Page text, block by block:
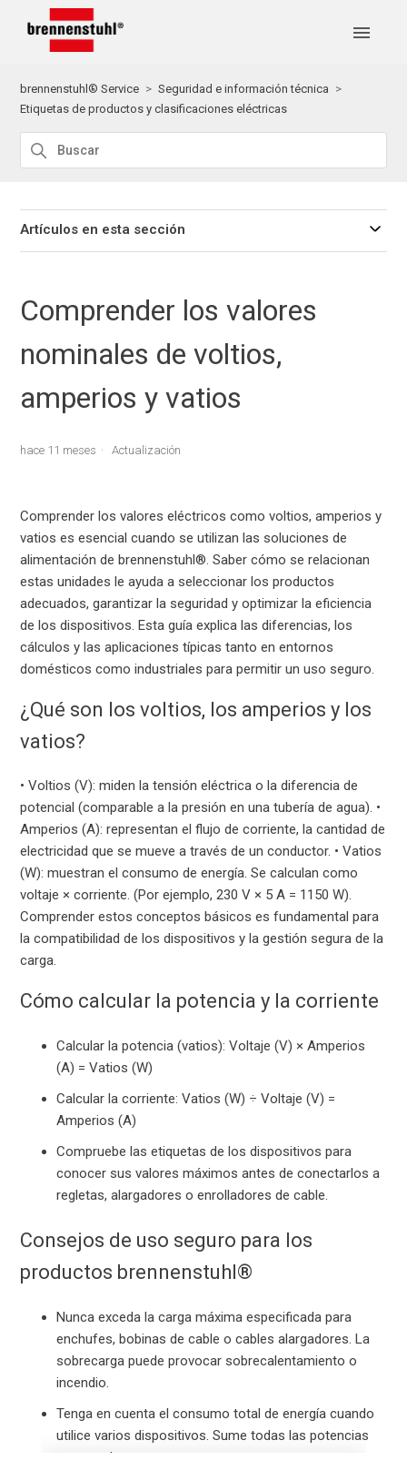
brennenstuhl® Service
Seguridad e información técnica
Etiquetas de productos y clasificaciones eléctricas
Artículos en esta sección
Comprender los valores
nominales de voltios,
amperios y vatios
hace 11 meses Actualización
Comprender los valores eléctricos como voltios, amperios y
vatios es esencial cuando se utilizan las soluciones de
alimentación de brennenstuhl®. Saber cómo se relacionan
estas unidades le ayuda a seleccionar los productos
adecuados, garantizar la seguridad y optimizar la eficiencia
de los dispositivos. Esta guía explica las diferencias, los
cálculos y las aplicaciones típicas tanto en entornos
domésticos como industriales para permitir un uso seguro.
¿Qué son los voltios, los amperios y los
vatios?
• Voltios (V): miden la tensión eléctrica o la diferencia de
potencial (comparable a la presión en una tubería de agua). •
Amperios (A): representan el flujo de corriente, la cantidad de
electricidad que se mueve a través de un conductor. • Vatios
(W): muestran el consumo de energía. Se calculan como
voltaje × corriente. (Por ejemplo, 230 V × 5 A = 1150 W).
Comprender estos conceptos básicos es fundamental para
la compatibilidad de los dispositivos y la gestión segura de la
carga.
Cómo calcular la potencia y la corriente
Calcular la potencia (vatios): Voltaje (V) × Amperios
(A) = Vatios (W)
Calcular la corriente: Vatios (W) ÷ Voltaje (V) =
Amperios (A)
Compruebe las etiquetas de los dispositivos para
conocer sus valores máximos antes de conectarlos a
regletas, alargadores o enrolladores de cable.
Consejos de uso seguro para los
productos brennenstuhl®
Nunca exceda la carga máxima especificada para
enchufes, bobinas de cable o cables alargadores. La
sobrecarga puede provocar sobrecalentamiento o
incendio.
Tenga en cuenta el consumo total de energía cuando
utilice varios dispositivos. Sume todas las potencias
conectadas.